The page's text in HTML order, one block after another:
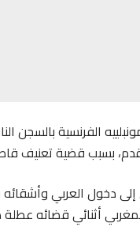
الفرنسية بالسجن
بسبب قضية تعنيف
إلى دخول العربي
أثنائي قضائه